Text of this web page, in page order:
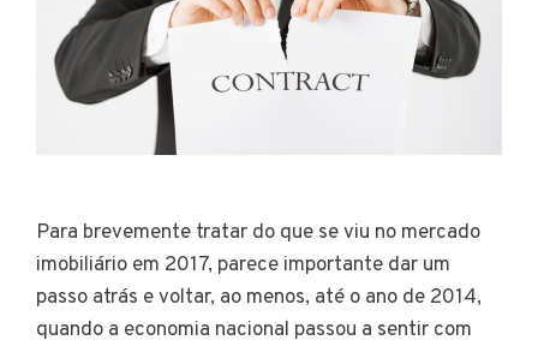
Para brevemente tratar do que se viu no mercado
imobiliário em 2017, parece importante dar um
passo atrás e voltar, ao menos, até o ano de 2014,
quando a economia nacional passou a sentir com